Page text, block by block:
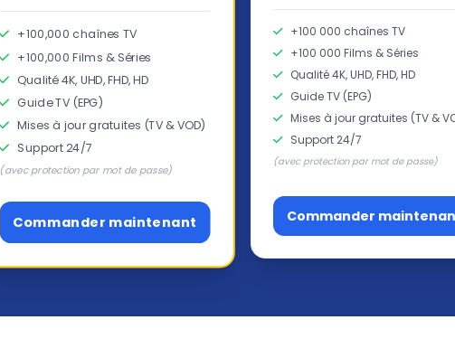
+100,000 chaînes TV
+100,000 Films & Séries
Qualité 4K, UHD, FHD, HD
Guide TV (EPG)
Mises à jour gratuites (TV & VOD)
Support 24/7
(avec protection par mot de passe)
Commander maintenant
+100 000 chaînes TV
+100 000 Films & Séries
Qualité 4K, UHD, FHD, HD
Guide TV (EPG)
Mises à jour gratuites (TV &
Support 24/7
(avec protection par mot de passe)
Commander